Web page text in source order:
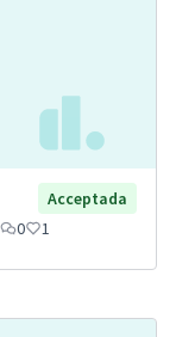
Acceptada
0 1